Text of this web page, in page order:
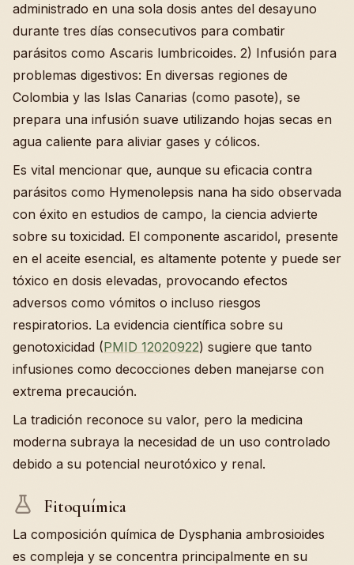
administrado en una sola dosis antes del desayuno
durante tres días consecutivos para combatir
parásitos como Ascaris lumbricoides. 2) Infusión para
problemas digestivos: En diversas regiones de
Colombia y las Islas Canarias (como pasote), se
prepara una infusión suave utilizando hojas secas en
agua caliente para aliviar gases y cólicos.
Es vital mencionar que, aunque su eficacia contra
parásitos como Hymenolepsis nana ha sido observada
con éxito en estudios de campo, la ciencia advierte
sobre su toxicidad. El componente ascaridol, presente
en el aceite esencial, es altamente potente y puede ser
tóxico en dosis elevadas, provocando efectos
adversos como vómitos o incluso riesgos
respiratorios. La evidencia científica sobre su
genotoxicidad (PMID 12020922) sugiere que tanto
infusiones como decocciones deben manejarse con
extrema precaución.
La tradición reconoce su valor, pero la medicina
moderna subraya la necesidad de un uso controlado
debido a su potencial neurotóxico y renal.
Fitoquímica
La composición química de Dysphania ambrosioides
es compleja y se concentra principalmente en su